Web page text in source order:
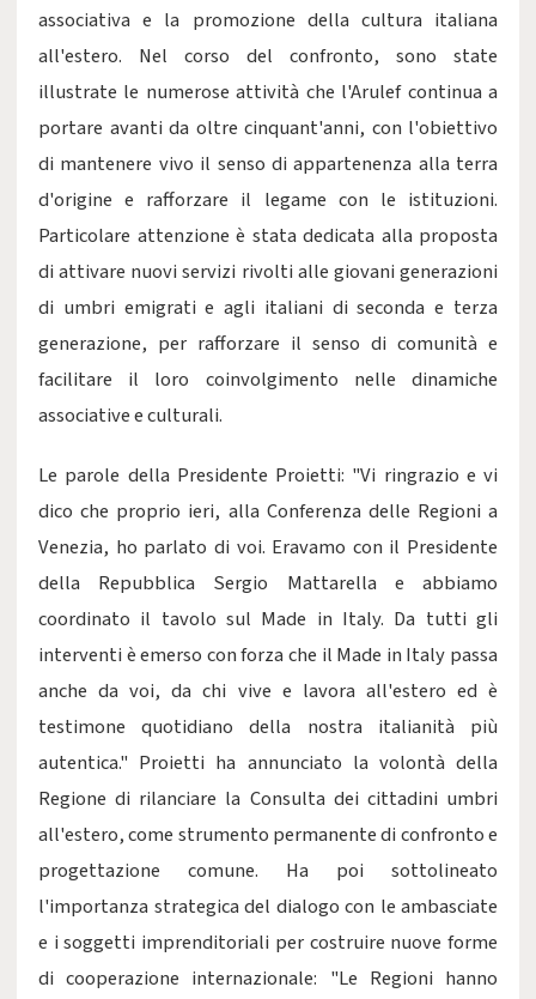
associativa e la promozione della cultura italiana
all'estero. Nel corso del confronto, sono state
illustrate le numerose attività che l'Arulef continua a
portare avanti da oltre cinquant'anni, con l'obiettivo
di mantenere vivo il senso di appartenenza alla terra
d'origine e rafforzare il legame con le istituzioni.
Particolare attenzione è stata dedicata alla proposta
di attivare nuovi servizi rivolti alle giovani generazioni
di umbri emigrati e agli italiani di seconda e terza
generazione, per rafforzare il senso di comunità e
facilitare il loro coinvolgimento nelle dinamiche
associative e culturali.
Le parole della Presidente Proietti: "Vi ringrazio e vi
dico che proprio ieri, alla Conferenza delle Regioni a
Venezia, ho parlato di voi. Eravamo con il Presidente
della Repubblica Sergio Mattarella e abbiamo
coordinato il tavolo sul Made in Italy. Da tutti gli
interventi è emerso con forza che il Made in Italy passa
anche da voi, da chi vive e lavora all'estero ed è
testimone quotidiano della nostra italianità più
autentica." Proietti ha annunciato la volontà della
Regione di rilanciare la Consulta dei cittadini umbri
all'estero, come strumento permanente di confronto e
progettazione comune. Ha poi sottolineato
l'importanza strategica del dialogo con le ambasciate
e i soggetti imprenditoriali per costruire nuove forme
di cooperazione internazionale: "Le Regioni hanno